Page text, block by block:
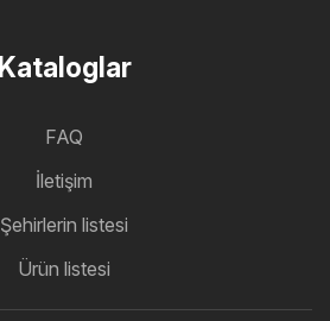
Kataloglar
FAQ
İletişim
Şehirlerin listesi
Ürün listesi